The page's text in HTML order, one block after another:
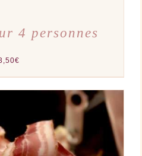
4 personnes
€